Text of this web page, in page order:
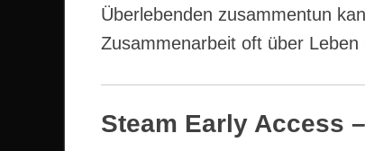
Überlebenden zusammentun
Zusammenarbeit oft über Leben
Steam Early Access